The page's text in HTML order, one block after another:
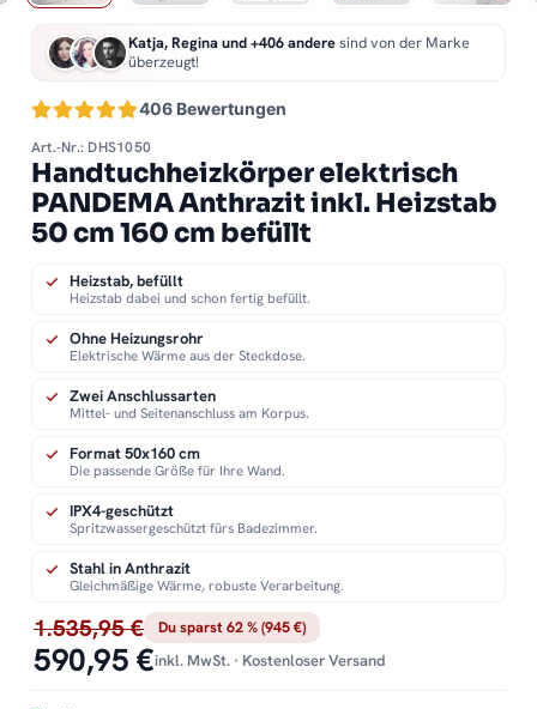
406 Bewertungen
Katja, Regina und +406 anderesind von der Marke
überzeugt!
Art.-Nr.: DHS1050
Handtuchheizkörper elektrisch
PANDEMA Anthrazit inkl. Heizstab
50 cm 160 cm befüllt
1.535,95 € Du sparst 62 % (945 €)
590,95 €inkl. MwSt. · Kostenloser Versand
Heizstab, befüllt
Heizstab dabei und schon fertig befüllt.
Ohne Heizungsrohr
Elektrische Wärme aus der Steckdose.
Zwei Anschlussarten
Mittel- und Seitenanschluss am Korpus.
Format 50x160 cm
Die passende Größe für Ihre Wand.
IPX4-geschützt
Spritzwassergeschützt fürs Badezimmer.
Stahl in Anthrazit
Gleichmäßige Wärme, robuste Verarbeitung.